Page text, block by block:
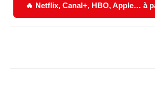
🔥 Netflix, Canal+, HBO, Apple… à